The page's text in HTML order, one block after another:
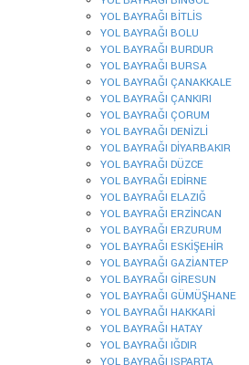
YOL BAYRAĞI BİTLİS
YOL BAYRAĞI BOLU
YOL BAYRAĞI BURDUR
YOL BAYRAĞI BURSA
YOL BAYRAĞI ÇANAKKALE
YOL BAYRAĞI ÇANKIRI
YOL BAYRAĞI ÇORUM
YOL BAYRAĞI DENİZLİ
YOL BAYRAĞI DİYARBAKIR
YOL BAYRAĞI DÜZCE
YOL BAYRAĞI EDİRNE
YOL BAYRAĞI ELAZIĞ
YOL BAYRAĞI ERZİNCAN
YOL BAYRAĞI ERZURUM
YOL BAYRAĞI ESKİŞEHİR
YOL BAYRAĞI GAZİANTEP
YOL BAYRAĞI GİRESUN
YOL BAYRAĞI GÜMÜŞHANE
YOL BAYRAĞI HAKKARİ
YOL BAYRAĞI HATAY
YOL BAYRAĞI IĞDIR
YOL BAYRAĞI ISPARTA